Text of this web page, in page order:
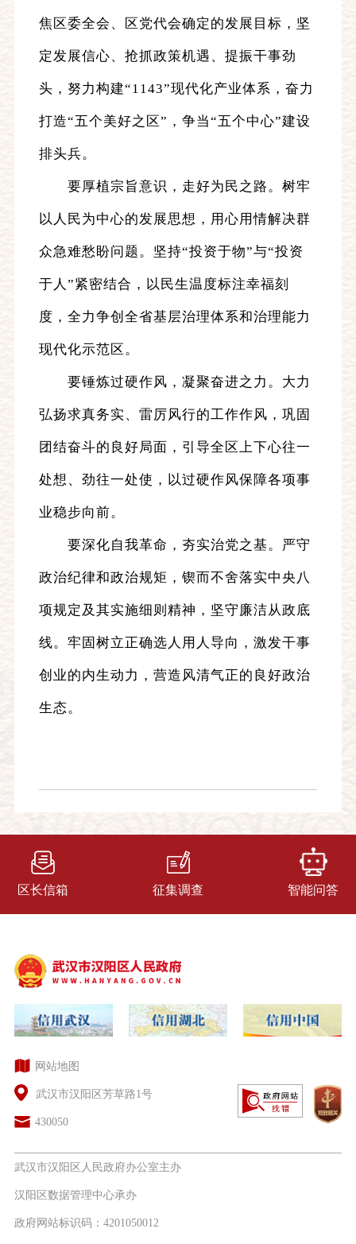
焦区委全会、区党代会确定的发展目标，坚
定发展信心、抢抓政策机遇、提振干事劲
头，努力构建“1143”现代化产业体系，奋力
打造“五个美好之区”，争当“五个中心”建设
排头兵。
要厚植宗旨意识，走好为民之路。树牢
以人民为中心的发展思想，用心用情解决群
众急难愁盼问题。坚持“投资于物”与“投资
于人”紧密结合，以民生温度标注幸福刻
度，全力争创全省基层治理体系和治理能力
现代化示范区。
要锤炼过硬作风，凝聚奋进之力。大力
弘扬求真务实、雷厉风行的工作作风，巩固
团结奋斗的良好局面，引导全区上下心往一
处想、劲往一处使，以过硬作风保障各项事
业稳步向前。
要深化自我革命，夯实治党之基。严守
政治纪律和政治规矩，锲而不舍落实中央八
项规定及其实施细则精神，坚守廉洁从政底
线。牢固树立正确选人用人导向，激发干事
创业的内生动力，营造风清气正的良好政治
生态。
区长信箱 征集调查 智能问答
网站地图
武汉市汉阳区芳草路1号
430050
武汉市汉阳区人民政府办公室主办
汉阳区数据管理中心承办
政府网站标识码：4201050012